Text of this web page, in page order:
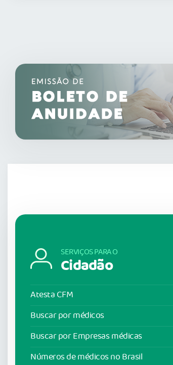
SERVIÇOS PARA O
Cidadão
Atesta CFM
Buscar por médicos
Buscar por Empresas médicas
Números de médicos no Brasil